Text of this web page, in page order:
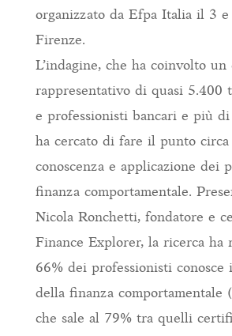
organizzato da Efpa Italia il 3
Firenze.
L’indagine, che ha coinvolto un
rappresentativo di quasi 5.400
e professionisti bancari e più
ha cercato di fare il punto
conoscenza e applicazione dei
finanza comportamentale.
Nicola Ronchetti, fondatore e
Finance Explorer, la ricerca ha
66% dei professionisti
della finanza comportamentale
che sale al 79% tra quelli